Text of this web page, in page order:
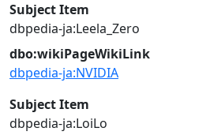
Subject Item
dbpedia-ja:Leela_Zero
dbo:wikiPageWikiLink
dbpedia-ja:NVIDIA
Subject Item
dbpedia-ja:LoiLo